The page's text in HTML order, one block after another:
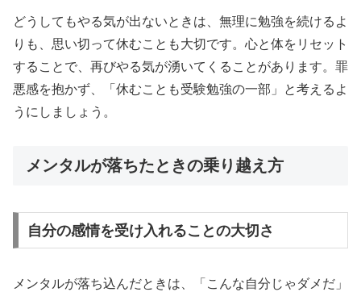
どうしてもやる気が出ないときは、無理に勉強を続けるよ
りも、思い切って休むことも大切です。心と体をリセット
することで、再びやる気が湧いてくることがあります。罪
悪感を抱かず、「休むことも受験勉強の一部」と考えるよ
うにしましょう。
メンタルが落ちたときの乗り越え方
自分の感情を受け入れることの大切さ
メンタルが落ち込んだときは、「こんな自分じゃダメだ」